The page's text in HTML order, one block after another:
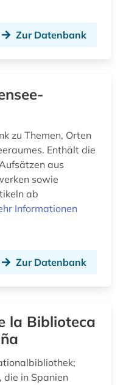
Zur Datenbank
zu Themen, Orten
Enthält die
aus
sowie
ab
Informationen
Zur Datenbank
la Biblioteca
die in Spanien